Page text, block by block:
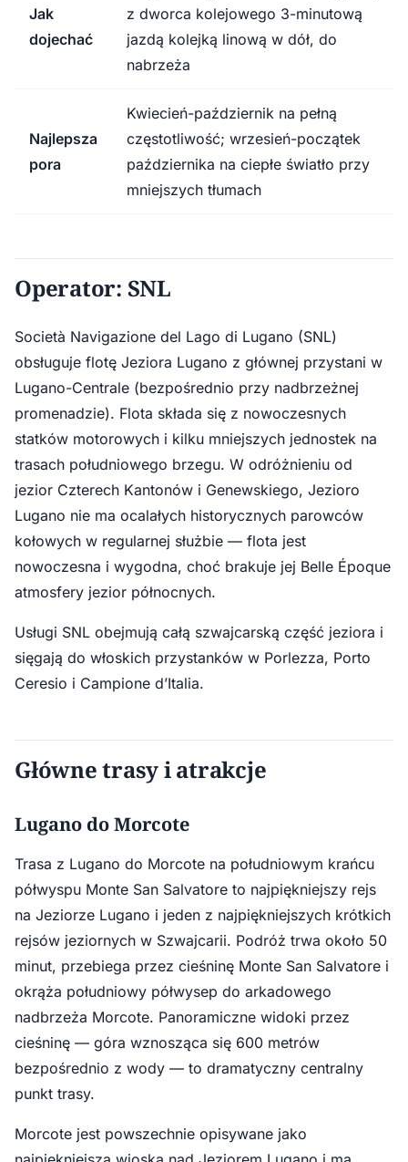
Jak
dojechać
z dworca kolejowego 3-minutową
jazdą kolejką linową w dół, do
nabrzeża
Najlepsza
pora
Kwiecień-październik na pełną
częstotliwość; wrzesień-początek
października na ciepłe światło przy
mniejszych tłumach
Operator: SNL
Società Navigazione del Lago di Lugano (SNL)
obsługuje flotę Jeziora Lugano z głównej przystani w
Lugano-Centrale (bezpośrednio przy nadbrzeżnej
promenadzie). Flota składa się z nowoczesnych
statków motorowych i kilku mniejszych jednostek na
trasach południowego brzegu. W odróżnieniu od
jezior Czterech Kantonów i Genewskiego, Jezioro
Lugano nie ma ocalałych historycznych parowców
kołowych w regularnej służbie — flota jest
nowoczesna i wygodna, choć brakuje jej Belle Époque
atmosfery jezior północnych.
Usługi SNL obejmują całą szwajcarską część jeziora i
sięgają do włoskich przystanków w Porlezza, Porto
Ceresio i Campione d’Italia.
Główne trasy i atrakcje
Lugano do Morcote
Trasa z Lugano do Morcote na południowym krańcu
półwyspu Monte San Salvatore to najpiękniejszy rejs
na Jeziorze Lugano i jeden z najpiękniejszych krótkich
rejsów jeziornych w Szwajcarii. Podróż trwa około 50
minut, przebiega przez cieśninę Monte San Salvatore i
okrąża południowy półwysep do arkadowego
nadbrzeża Morcote. Panoramiczne widoki przez
cieśninę — góra wznosząca się 600 metrów
bezpośrednio z wody — to dramatyczny centralny
punkt trasy.
Morcote jest powszechnie opisywane jako